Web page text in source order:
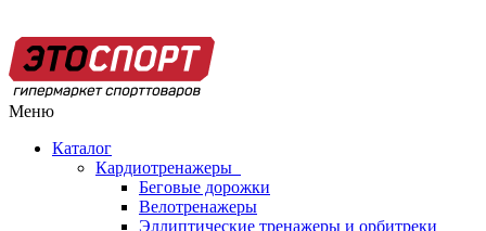
Меню
Каталог
Кардиотренажеры
Беговые дорожки
Велотренажеры
Эллиптические тренажеры и орбитреки